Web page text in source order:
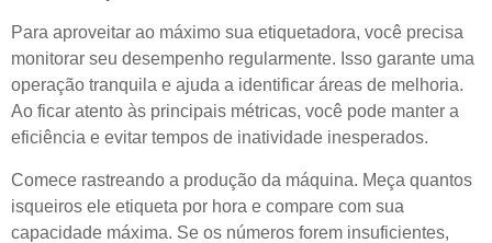
Para aproveitar ao máximo sua etiquetadora, você precisa
monitorar seu desempenho regularmente. Isso garante uma
operação tranquila e ajuda a identificar áreas de melhoria.
Ao ficar atento às principais métricas, você pode manter a
eficiência e evitar tempos de inatividade inesperados.
Comece rastreando a produção da máquina. Meça quantos
isqueiros ele etiqueta por hora e compare com sua
capacidade máxima. Se os números forem insuficientes,